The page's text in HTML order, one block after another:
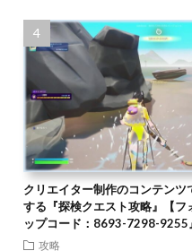
クリエイター制作のコンテン
する『探検クエスト攻略』【フ
ップコード：8693-7298-9255
攻略